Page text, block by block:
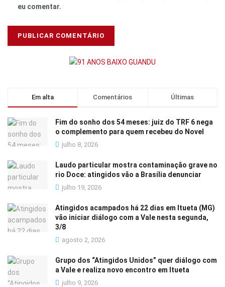
eu comentar.
Em alta Comentários Últimas
Fim do sonho dos 54 meses: juiz do TRF 6 nega
o complemento para quem recebeu do Novel
julho 8, 2026
Laudo particular mostra contaminação grave no
rio Doce: atingidos vão a Brasília denunciar
julho 19, 2026
Atingidos acampados há 22 dias em Itueta (MG)
vão iniciar diálogo com a Vale nesta segunda,
3/8
agosto 2, 2026
Grupo dos “Atingidos Unidos” quer diálogo com
a Vale e realiza novo encontro em Itueta
julho 9, 2026